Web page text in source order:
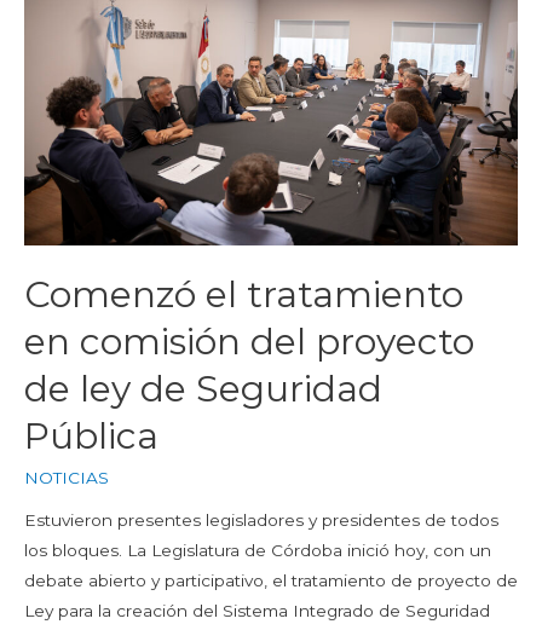
Comenzó el tratamiento
en comisión del proyecto
de ley de Seguridad
Pública
NOTICIAS
Estuvieron presentes legisladores y presidentes de todos
los bloques. La Legislatura de Córdoba inició hoy, con un
debate abierto y participativo, el tratamiento de proyecto de
Ley para la creación del Sistema Integrado de Seguridad